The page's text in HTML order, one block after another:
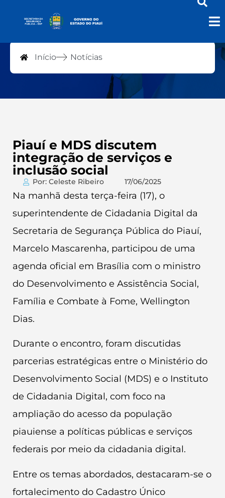
Notícias
Início Notícias
Piauí e MDS discutem
integração de serviços e
inclusão social
Por: Celeste Ribeiro 17/06/2025
Na manhã desta terça-feira (17), o
superintendente de Cidadania Digital da
Secretaria de Segurança Pública do Piauí,
Marcelo Mascarenha, participou de uma
agenda oficial em Brasília com o ministro
do Desenvolvimento e Assistência Social,
Família e Combate à Fome, Wellington
Dias.
Durante o encontro, foram discutidas
parcerias estratégicas entre o Ministério do
Desenvolvimento Social (MDS) e o Instituto
de Cidadania Digital, com foco na
ampliação do acesso da população
piauiense a políticas públicas e serviços
federais por meio da cidadania digital.
Entre os temas abordados, destacaram-se o
fortalecimento do Cadastro Único